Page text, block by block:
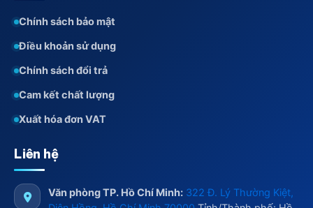
Chính sách bảo mật
Điều khoản sử dụng
Chính sách đổi trả
Cam kết chất lượng
Xuất hóa đơn VAT
Liên hệ
Văn phòng TP. Hồ Chí Minh: 322 Đ. Lý Thường Kiệt,